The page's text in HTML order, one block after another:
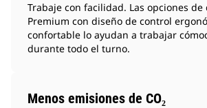
Trabaje con facilidad. Las opciones de
Premium con diseño de control
confortable lo ayudan a trabajar
durante todo el turno.
Menos emisiones de CO₂